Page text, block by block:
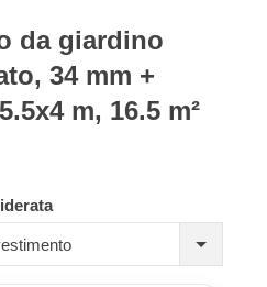
da giardino
34 mm +
m, 16.5 m²